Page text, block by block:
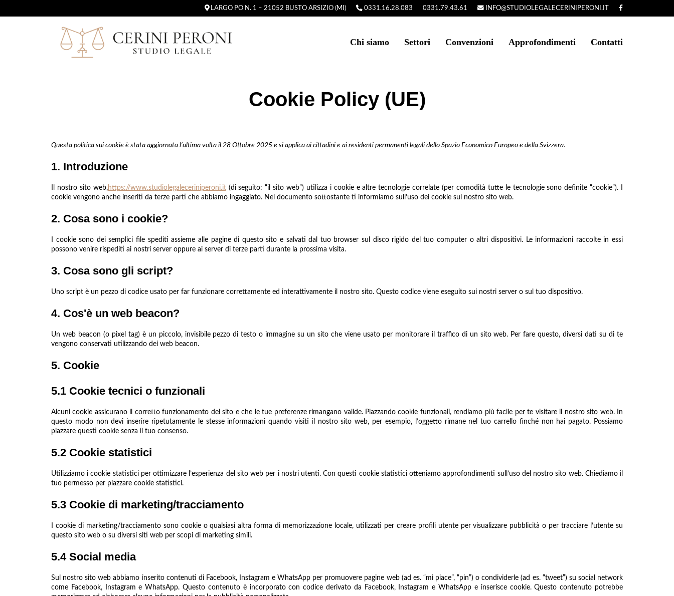
LARGO PO N. 1 – 21052 BUSTO ARSIZIO (MI) 0331.16.28.083 0331.79.43.61 INFO@STUDIOLEGALECERINIPERONI.IT
Chi siamo Settori Convenzioni Approfondimenti Contatti
Cookie Policy (UE)
Questa politica sui cookie è stata aggiornata l’ultima volta il 28 Ottobre 2025 e si applica ai cittadini e ai residenti permanenti legali dello Spazio Economico Europeo e della Svizzera.
1. Introduzione
Il nostro sito web,https://www.studiolegaleceriniperoni.it(di seguito: “il sito web”) utilizza i cookie e altre tecnologie correlate (per comodità tutte le tecnologie sono definite “cookie”). I
cookie vengono anche inseriti da terze parti che abbiamo ingaggiato. Nel documento sottostante ti informiamo sull’uso dei cookie sul nostro sito web.
2. Cosa sono i cookie?
I cookie sono dei semplici file spediti assieme alle pagine di questo sito e salvati dal tuo browser sul disco rigido del tuo computer o altri dispositivi. Le informazioni raccolte in essi
possono venire rispediti ai nostri server oppure ai server di terze parti durante la prossima visita.
3. Cosa sono gli script?
Uno script è un pezzo di codice usato per far funzionare correttamente ed interattivamente il nostro sito. Questo codice viene eseguito sui nostri server o sul tuo dispositivo.
4. Cos'è un web beacon?
Un web beacon (o pixel tag) è un piccolo, invisibile pezzo di testo o immagine su un sito che viene usato per monitorare il traffico di un sito web. Per fare questo, diversi dati su di te
vengono conservati utilizzando dei web beacon.
5. Cookie
5.1 Cookie tecnici o funzionali
Alcuni cookie assicurano il corretto funzionamento del sito e che le tue preferenze rimangano valide. Piazzando cookie funzionali, rendiamo più facile per te visitare il nostro sito web. In
questo modo non devi inserire ripetutamente le stesse informazioni quando visiti il nostro sito web, per esempio, l’oggetto rimane nel tuo carrello finché non hai pagato. Possiamo
piazzare questi cookie senza il tuo consenso.
5.2 Cookie statistici
Utilizziamo i cookie statistici per ottimizzare l’esperienza del sito web per i nostri utenti. Con questi cookie statistici otteniamo approfondimenti sull’uso del nostro sito web. Chiediamo il
tuo permesso per piazzare cookie statistici.
5.3 Cookie di marketing/tracciamento
I cookie di marketing/tracciamento sono cookie o qualsiasi altra forma di memorizzazione locale, utilizzati per creare profili utente per visualizzare pubblicità o per tracciare l’utente su
questo sito web o su diversi siti web per scopi di marketing simili.
5.4 Social media
Sul nostro sito web abbiamo inserito contenuti di Facebook, Instagram e WhatsApp per promuovere pagine web (ad es. “mi piace”, “pin”) o condividerle (ad es. “tweet”) su social network
come Facebook, Instagram e WhatsApp. Questo contenuto è incorporato con codice derivato da Facebook, Instagram e WhatsApp e inserisce cookie. Questo contenuto potrebbe